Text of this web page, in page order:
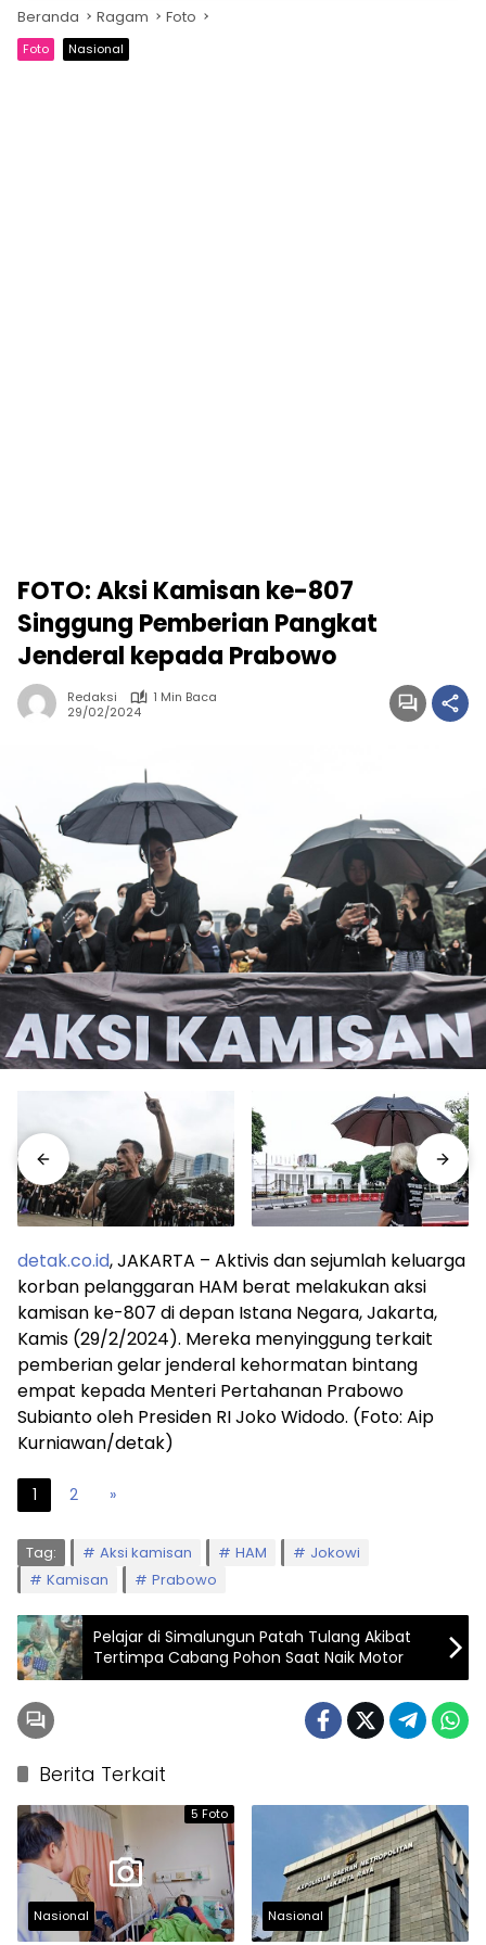
Beranda Ragam Foto
Foto Nasional
FOTO: Aksi Kamisan ke-807
Singgung Pemberian Pangkat
Jenderal kepada Prabowo
Redaksi
1 Min Baca
29/02/2024
detak.co.id, JAKARTA – Aktivis dan sejumlah keluarga
korban pelanggaran HAM berat melakukan aksi
kamisan ke-807 di depan Istana Negara, Jakarta,
Kamis (29/2/2024). Mereka menyinggung terkait
pemberian gelar jenderal kehormatan bintang
empat kepada Menteri Pertahanan Prabowo
Subianto oleh Presiden RI Joko Widodo. (Foto: Aip
Kurniawan/detak)
1 2 »
Tag: Aksi kamisan HAM
Jokowi
Kamisan
Prabowo
Pelajar di Simalungun Patah Tulang Akibat
Tertimpa Cabang Pohon Saat Naik Motor
Berita Terkait
5 Foto
Nasional Nasional